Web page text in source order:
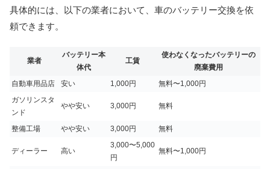
具体的には、以下の業者において、車のバッテリー交換を依
頼できます。
業者
バッテリー本
体代
工賃
使わなくなったバッテリーの
廃棄費用
自動車用品店
安い 1,000円
無料〜1,000円
ガソリンスタ
ンド
やや安い 3,000円 無料
整備工場 やや安い 3,000円 無料
ディーラー 高い
3,000〜5,000
円
無料〜1,000円